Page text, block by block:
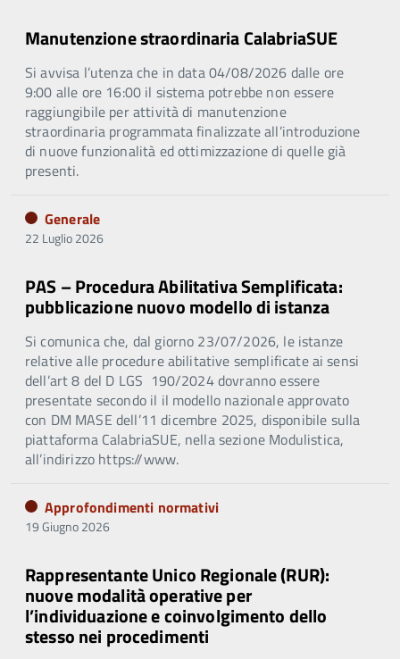
Manutenzione straordinaria CalabriaSUE
Si avvisa l’utenza che in data 04/08/2026 dalle ore
9:00 alle ore 16:00 il sistema potrebbe non essere
raggiungibile per attività di manutenzione
straordinaria programmata finalizzate all’introduzione
di nuove funzionalità ed ottimizzazione di quelle già
presenti.
Generale
22 Luglio 2026
PAS – Procedura Abilitativa Semplificata:
pubblicazione nuovo modello di istanza
Si comunica che, dal giorno 23/07/2026, le istanze
relative alle procedure abilitative semplificate ai sensi
dell’art 8 del D LGS 190/2024 dovranno essere
presentate secondo il il modello nazionale approvato
con DM MASE dell’11 dicembre 2025, disponibile sulla
piattaforma CalabriaSUE, nella sezione Modulistica,
all’indirizzo https://www.
Approfondimenti normativi
19 Giugno 2026
Rappresentante Unico Regionale (RUR):
nuove modalità operative per
l’individuazione e coinvolgimento dello
stesso nei procedimenti